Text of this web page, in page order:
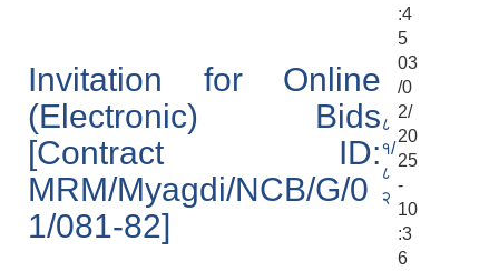
:4
5
Invitation for Online
(Electronic) Bids
[Contract ID:
MRM/Myagdi/NCB/G/0
1/081-82]
८
१/
८
२
03
/0
2/
20
25
-
10
:3
6